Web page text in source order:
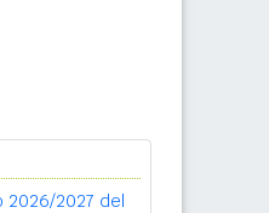
2026/2027 del